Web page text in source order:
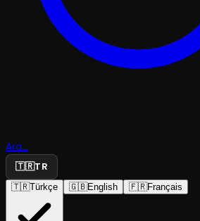
Ara...
🇹🇷TR
🇹🇷Türkçe 🇬🇧English 🇫🇷Français